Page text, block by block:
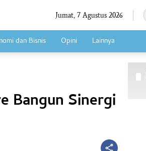
Jumat, 7 Agustus 2026
dan Bisnis Opini Lainnya
Bangun Sinergi